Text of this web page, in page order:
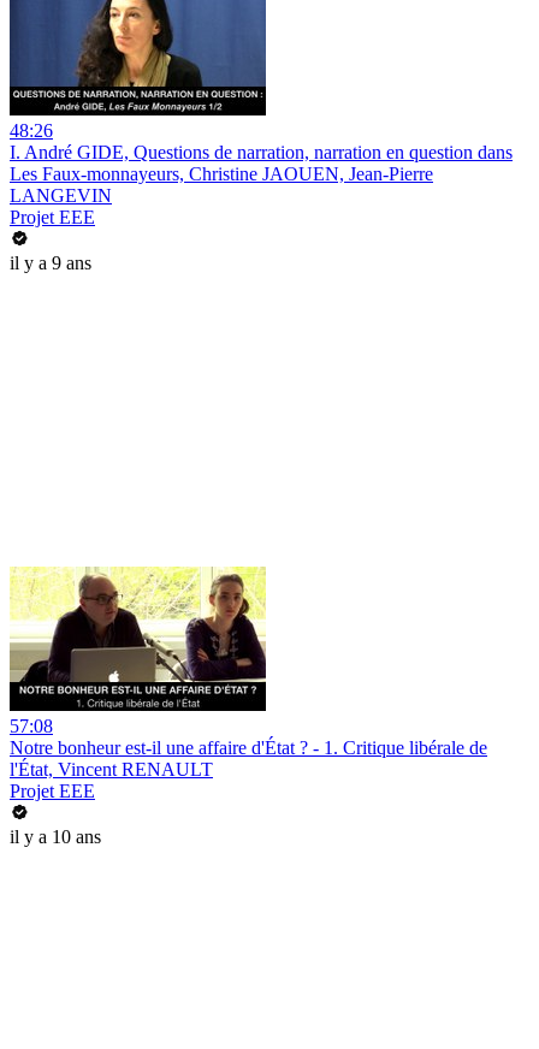
48:26
I. André GIDE, Questions de narration, narration en question dans
Les Faux-monnayeurs, Christine JAOUEN, Jean-Pierre
LANGEVIN
Projet EEE
il y a 9 ans
57:08
Notre bonheur est-il une affaire d'État ? - 1. Critique libérale de
l'État, Vincent RENAULT
Projet EEE
il y a 10 ans